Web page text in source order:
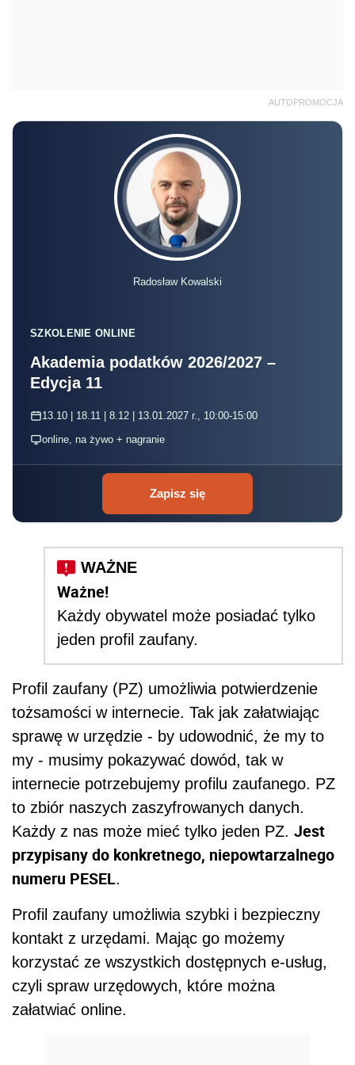
AUTOPROMOCJA
Radosław Kowalski
SZKOLENIE ONLINE
Akademia podatków 2026/2027 –
Edycja 11
13.10 | 18.11 | 8.12 | 13.01.2027 r., 10:00-15:00
online, na żywo + nagranie
Zapisz się
Ważne!
Każdy obywatel może posiadać tylko
jeden profil zaufany.
Profil zaufany (PZ) umożliwia potwierdzenie
tożsamości w internecie. Tak jak załatwiając
sprawę w urzędzie - by udowodnić, że my to
my - musimy pokazywać dowód, tak w
internecie potrzebujemy profilu zaufanego. PZ
to zbiór naszych zaszyfrowanych danych.
Każdy z nas może mieć tylko jeden PZ. Jest
przypisany do konkretnego, niepowtarzalnego
numeru PESEL.
Profil zaufany umożliwia szybki i bezpieczny
kontakt z urzędami. Mając go możemy
korzystać ze wszystkich dostępnych e-usług,
czyli spraw urzędowych, które można
załatwiać online.